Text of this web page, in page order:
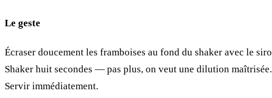
Le geste
Écraser doucement les framboises au fond du shaker avec le
Shaker huit secondes — pas plus, on veut une dilution
Servir immédiatement.